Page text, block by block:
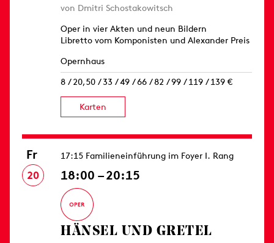
von Dmitri Schostakowitsch
Oper in vier Akten und neun Bildern
Libretto vom Komponisten und Alexander Preis
Opernhaus
8 / 20,50 / 33 / 49 / 66 / 82 / 99 / 119 / 139 €
Karten
Fr
20
17:15 Familieneinführung im Foyer I. Rang
18:00 – 20:15
HÄNSEL UND GRETEL